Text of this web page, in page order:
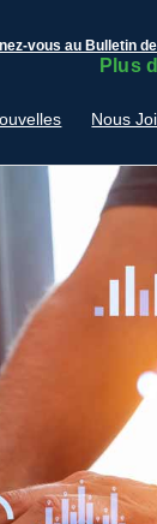
vous au Bulletin
Plus
Nous